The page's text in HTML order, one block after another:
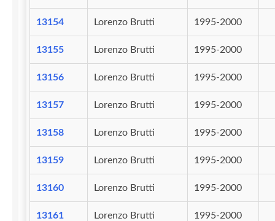
13154 Lorenzo Brutti 1995-2000
13155 Lorenzo Brutti 1995-2000
13156 Lorenzo Brutti 1995-2000
13157 Lorenzo Brutti 1995-2000
13158 Lorenzo Brutti 1995-2000
13159 Lorenzo Brutti 1995-2000
13160 Lorenzo Brutti 1995-2000
13161 Lorenzo Brutti 1995-2000